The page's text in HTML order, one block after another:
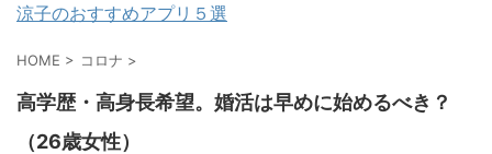
涼子のおすすめアプリ５選
HOME > コロナ >
高学歴・高身長希望。婚活は早めに始めるべき？
（26歳女性）